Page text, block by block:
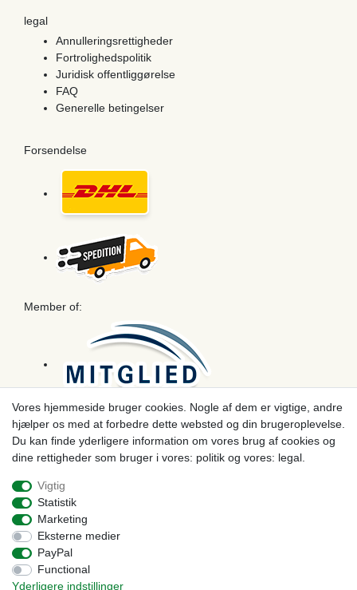
legal
Annulleringsrettigheder
Fortrolighedspolitik
Juridisk offentliggørelse
FAQ
Generelle betingelser
Forsendelse
Member of:
Betaling
Vores hjemmeside bruger cookies. Nogle af dem er vigtige, andre
hjælper os med at forbedre dette websted og din brugeroplevelse.
Du kan finde yderligere information om vores brug af cookies og
dine rettigheder som bruger i vores: politik og vores: legal.
Vigtig
Statistik
Marketing
Eksterne medier
PayPal
Functional
Yderligere indstillinger